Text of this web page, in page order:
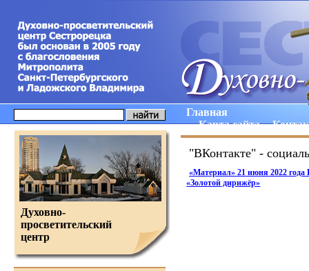
Главная
Карта сайта
"ВКонтакте" -
«Материал» 21 июня 2022 года
«Золотой дирижёр»
Духовно-
просветительский
центр